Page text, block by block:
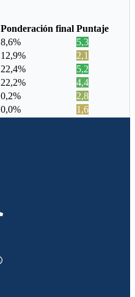
Ponderación final Puntaje
8,6%
5,3
12,9%
2,1
22,4%
5,2
22,2%
4,4
0,2%
2,8
0,0% 1,6